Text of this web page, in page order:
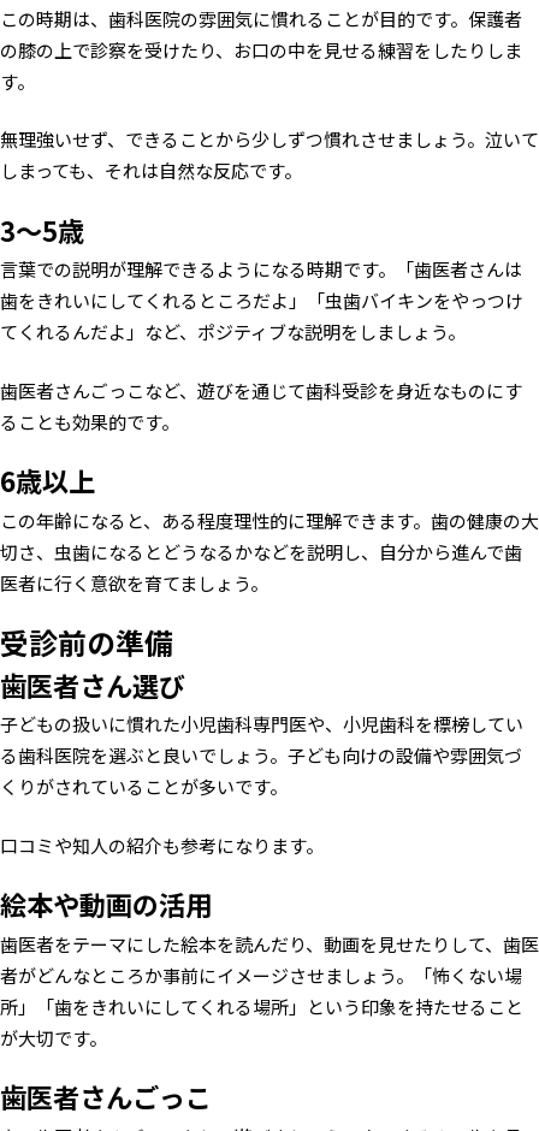
この時期は、歯科医院の雰囲気に慣れることが目的です。保護者
の膝の上で診察を受けたり、お口の中を見せる練習をしたりしま
す。
無理強いせず、できることから少しずつ慣れさせましょう。泣いて
しまっても、それは自然な反応です。
3〜5歳
言葉での説明が理解できるようになる時期です。「歯医者さんは
歯をきれいにしてくれるところだよ」「虫歯バイキンをやっつけ
てくれるんだよ」など、ポジティブな説明をしましょう。
歯医者さんごっこなど、遊びを通じて歯科受診を身近なものにす
ることも効果的です。
6歳以上
この年齢になると、ある程度理性的に理解できます。歯の健康の大
切さ、虫歯になるとどうなるかなどを説明し、自分から進んで歯
医者に行く意欲を育てましょう。
受診前の準備
歯医者さん選び
子どもの扱いに慣れた小児歯科専門医や、小児歯科を標榜してい
る歯科医院を選ぶと良いでしょう。子ども向けの設備や雰囲気づ
くりがされていることが多いです。
口コミや知人の紹介も参考になります。
絵本や動画の活用
歯医者をテーマにした絵本を読んだり、動画を見せたりして、歯医
者がどんなところか事前にイメージさせましょう。「怖くない場
所」「歯をきれいにしてくれる場所」という印象を持たせること
が大切です。
歯医者さんごっこ